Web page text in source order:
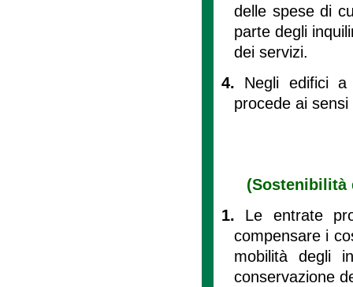
delle spese di
parte degli
dei servizi.
4. Negli edifici
procede ai sensi
(Sostenibilità
1. Le entrate
compensare i
mobilità degli
conservazione